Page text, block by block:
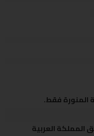
المنورة فقط.
المملكة العربية